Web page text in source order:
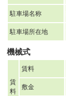
駐車場名称
駐車場所在地
機械式
賃
料
賃料
敷金